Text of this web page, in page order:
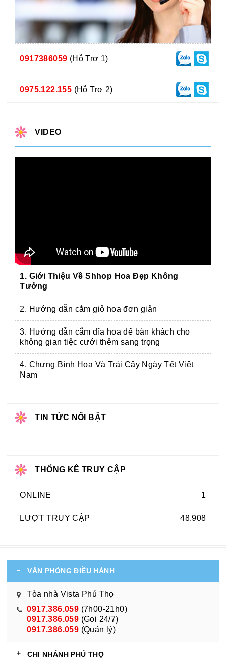
0917386059 (Hỗ Trợ 1)
0975.122.155 (Hỗ Trợ 2)
VIDEO
1. Giới Thiệu Về Shhop Hoa Đẹp Không
Tưởng
2. Hướng dẫn cắm giỏ hoa đơn giản
3. Hướng dẫn cắm dĩa hoa để bàn khách cho
không gian tiệc cưới thêm sang trọng
4. Chưng Bình Hoa Và Trái Cây Ngày Tết Việt
Nam
TIN TỨC NỔI BẬT
THỐNG KÊ TRUY CẬP
ONLINE 1
LƯỢT TRUY CẬP 48.908
VĂN PHÒNG ĐIỀU HÀNH
Tòa nhà Vista Phú Thọ
0917.386.059 (7h00-21h0)
0917.386.059 (Gọi 24/7)
0917.386.059 (Quản lý)
CHI NHÁNH PHÚ THỌ